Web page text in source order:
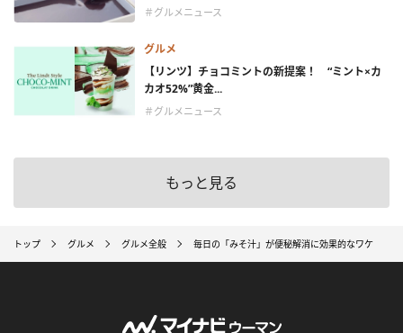
＃グルメニュース
グルメ
【リンツ】チョコミントの新提案！ “ミント×カ
カオ52%”黄金...
＃グルメニュース
もっと見る
トップ グルメ グルメ全般 毎日の「みそ汁」が便秘解消に効果的なワケ